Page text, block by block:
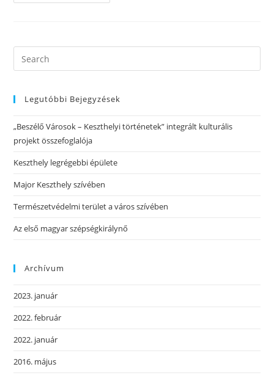
Legutóbbi Bejegyzések
„Beszélő Városok – Keszthelyi történetek” integrált kulturális
projekt összefoglalója
Keszthely legrégebbi épülete
Major Keszthely szívében
Természetvédelmi terület a város szívében
Az első magyar szépségkirálynő
Archívum
2023. január
2022. február
2022. január
2016. május